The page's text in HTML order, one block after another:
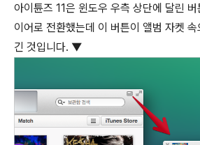
아이튠즈 11은 윈도우 우측 상단에 달린
이어로 전환했는데 이 버튼이 앨범 자켓
긴 것입니다. ▼